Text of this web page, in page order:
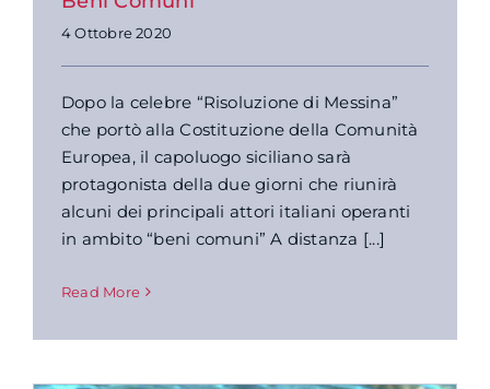
4 Ottobre 2020
Dopo la celebre “Risoluzione di Messina”
che portò alla Costituzione della Comunità
Europea, il capoluogo siciliano sarà
protagonista della due giorni che riunirà
alcuni dei principali attori italiani operanti
in ambito “beni comuni” A distanza [...]
Read More